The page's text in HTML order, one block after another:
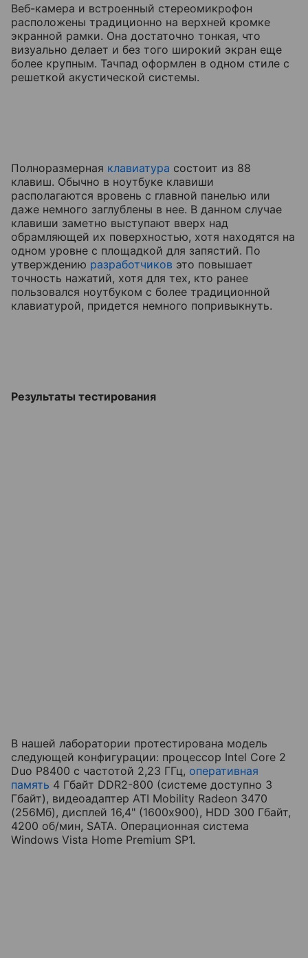
Веб-камера и встроенный стереомикрофон
расположены традиционно на верхней кромке
экранной рамки. Она достаточно тонкая, что
визуально делает и без того широкий экран еще
более крупным. Тачпад оформлен в одном стиле с
решеткой акустической системы.
Полноразмерная клавиатура состоит из 88
клавиш. Обычно в ноутбуке клавиши
располагаются вровень с главной панелью или
даже немного заглублены в нее. В данном случае
клавиши заметно выступают вверх над
обрамляющей их поверхностью, хотя находятся на
одном уровне с площадкой для запястий. По
утверждению разработчиков это повышает
точность нажатий, хотя для тех, кто ранее
пользовался ноутбуком с более традиционной
клавиатурой, придется немного попривыкнуть.
Результаты тестирования
В нашей лаборатории протестирована модель
следующей конфигурации: процессор Intel Core 2
Duo P8400 с частотой 2,23 ГГц, оперативная
память 4 Гбайт DDR2-800 (системе доступно 3
Гбайт), видеоадаптер ATI Mobility Radeon 3470
(256Мб), дисплей 16,4" (1600x900), HDD 300 Гбайт,
4200 об/мин, SATA. Операционная система
Windows Vista Home Premium SP1.